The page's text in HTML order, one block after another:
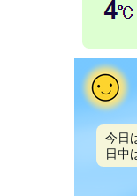
今日
日中